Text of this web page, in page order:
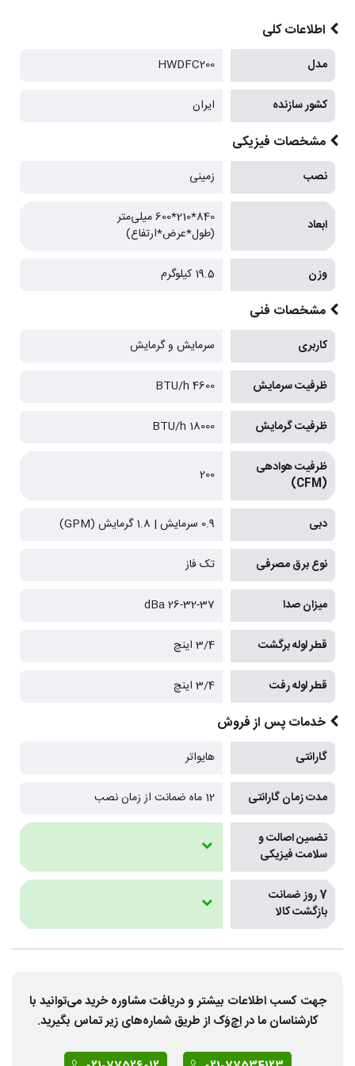
اطلاعات کلی
مدل HWDFC200
کشور سازنده ایران
مشخصات فیزیکی
نصب زمینی
ابعاد
840*210*600 میلی‌متر
(طول*عرض*ارتفاع)
وزن 19.5 کیلوگرم
مشخصات فنی
کاربری سرمایش و گرمایش
ظرفیت سرمایش 4600 BTU/h
ظرفیت گرمایش 18000 BTU/h
ظرفیت هوادهی
(CFM)
200
دبی 0.9 سرمایش | 1.8 گرمایش (GPM)
نوع برق مصرفی تک فاز
میزان صدا 26-32-37 dBa
قطر لوله برگشت 3/4 اینچ
قطر لوله رفت 3/4 اینچ
خدمات پس از فروش
گارانتی هایواتر
مدت زمان گارانتی 12 ماه ضمانت از زمان نصب
تضمین اصالت و
سلامت فیزیکی
7 روز ضمانت
بازگشت کالا
جهت کسب اطلاعات بیشتر و دریافت مشاوره خرید می‌توانید با
کارشناسان ما در اِچ‌وَک از طریق شماره‌های زیر تماس بگیرید.